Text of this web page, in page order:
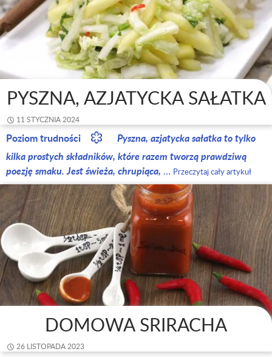
PYSZNA, AZJATYCKA SAŁATKA
11 STYCZNIA 2024
Poziom trudności
Pyszna, azjatycka sałatka to tylko
kilka prostych składników, które razem tworzą prawdziwą
poezję smaku. Jest świeża, chrupiąca, … Przeczytaj cały artykuł
DOMOWA SRIRACHA
26 LISTOPADA 2023